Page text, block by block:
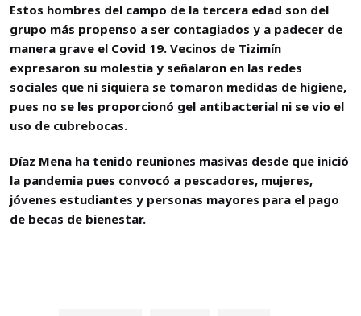
Estos hombres del campo de la tercera edad son del
grupo más propenso a ser contagiados y a padecer de
manera grave el Covid 19. Vecinos de Tizimín
expresaron su molestia y señalaron en las redes
sociales que ni siquiera se tomaron medidas de higiene,
pues no se les proporcionó gel antibacterial ni se vio el
uso de cubrebocas.
Díaz Mena ha tenido reuniones masivas desde que inició
la pandemia pues convocó a pescadores, mujeres,
jóvenes estudiantes y personas mayores para el pago
de becas de bienestar.